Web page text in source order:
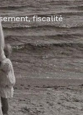
fiscalité